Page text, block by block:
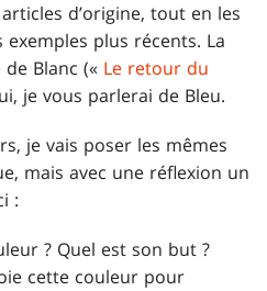
d’origine, tout en les
plus récents. La
Blanc (« Le retour du
je vous parlerai de Bleu.
je vais poser les mêmes
mais avec une réflexion un
:
? Quel est son but ?
cette couleur pour